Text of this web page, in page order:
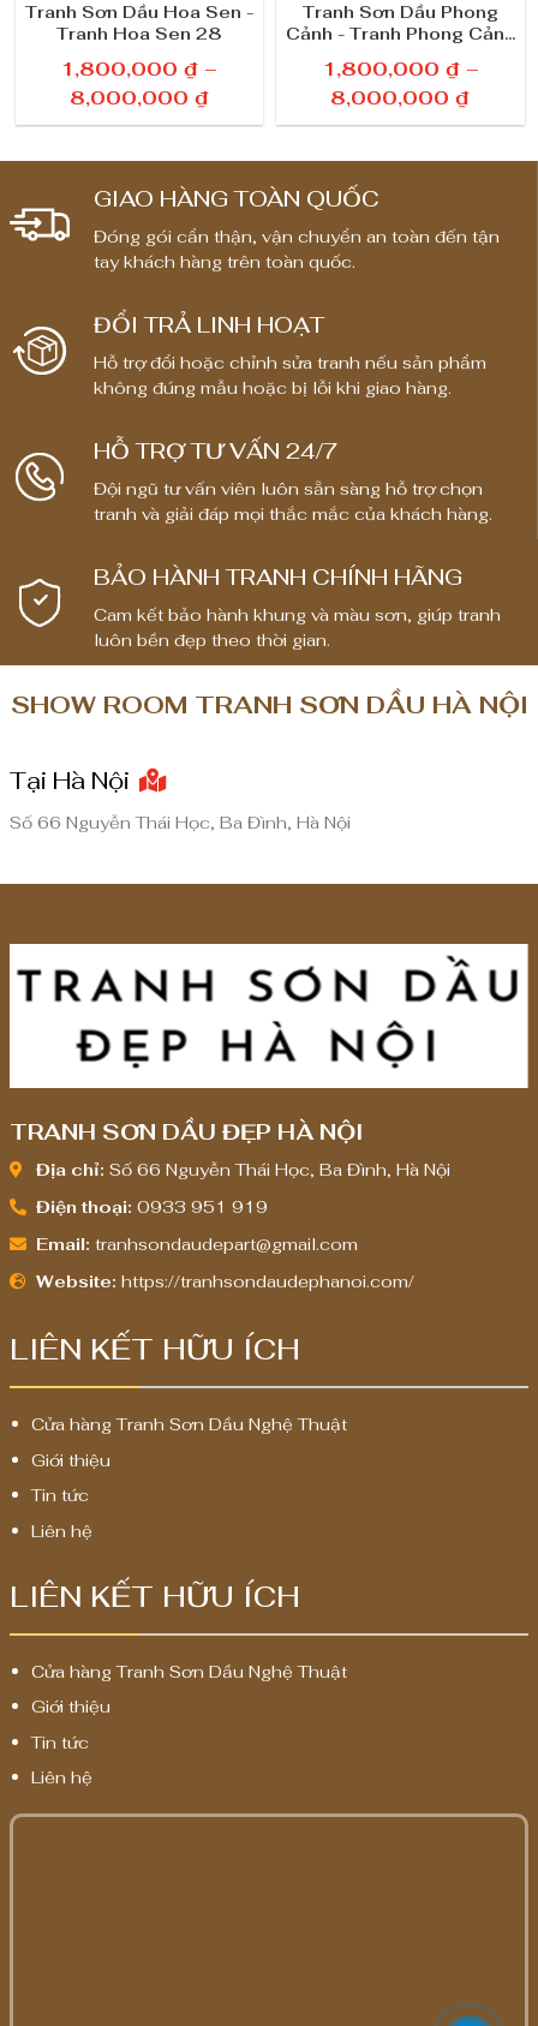
Tranh Sơn Dầu Hoa Sen -
Tranh Hoa Sen 28
1,800,000₫ –
8,000,000 ₫K
h
o
n
g
g
á
:
t
1
8
0
0
0
0
n
,
₫
Tranh Sơn Dầu Phong
Cảnh - Tranh Phong Cảnh
1,800,000 ₫ –
8,000,000₫K
h
o
g
:
8
0
0
0
0
,
GIAO HÀNG TOÀN QUỐC
Đóng gói cẩn thận, vận chuyển an toàn đến tận
tay khách hàng trên toàn quốc.
ĐỔI TRẢ LINH HOẠT
Hỗ trợ đổi hoặc chỉnh sửa tranh nếu sản phẩm
không đúng mẫu hoặc bị lỗi khi giao hàng.
HỖ TRỢ TƯ VẤN 24/7
Đội ngũ tư vấn viên luôn sẵn sàng hỗ trợ chọn
tranh và giải đáp mọi thắc mắc của khách hàng.
BẢO HÀNH TRANH CHÍNH HÃNG
Cam kết bảo hành khung và màu sơn, giúp tranh
luôn bền đẹp theo thời gian.
SHOW ROOM TRANH SƠN DẦU HÀ NỘI
Tại Hà Nội
Số 66 Nguyễn Thái Học, Ba Đình, Hà Nội
TRANH SƠN DẦU ĐẸP HÀ NỘI
Địa chỉ: Số 66 Nguyễn Thái Học, Ba Đình, Hà Nội
Điện thoại: 0933 951 919
Email: tranhsondaudepart@gmail.com
Website: https://tranhsondaudephanoi.com/
LIÊN KẾT HỮU ÍCH
Cửa hàng Tranh Sơn Dầu Nghệ Thuật
Giới thiệu
Tin tức
Liên hệ
LIÊN KẾT HỮU ÍCH
Cửa hàng Tranh Sơn Dầu Nghệ Thuật
Giới thiệu
Tin tức
Liên hệ